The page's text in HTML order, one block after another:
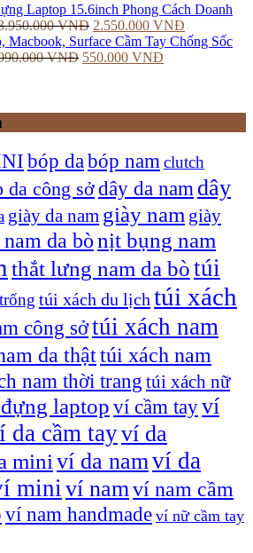
Laptop 15.6inch Phong Cách Doanh
VNĐ 2.550.000 VNĐ
Surface Cầm Tay Chống Sốc
VNĐ 550.000 VNĐ
bóp da bóp nam clutch
da công sởdây da nam dây
giày da nam giày nam giày
da bònịt bụng nam
thắt lưng nam da bòtúi
túi xách du lịch túi xách
công sởtúi xách nam
da thậttúi xách nam
nam thời trang túi xách nữ
laptop ví cầm tayví
da cầm tayví da
mini ví da namví da
mini ví namví nam cầm
ví nam handmade ví nữ cầm tay